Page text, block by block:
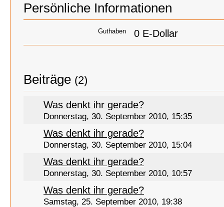
Persönliche Informationen
Guthaben 0 E-Dollar
Beiträge (2)
Was denkt ihr gerade?
Donnerstag, 30. September 2010, 15:35
Was denkt ihr gerade?
Donnerstag, 30. September 2010, 15:04
Was denkt ihr gerade?
Donnerstag, 30. September 2010, 10:57
Was denkt ihr gerade?
Samstag, 25. September 2010, 19:38